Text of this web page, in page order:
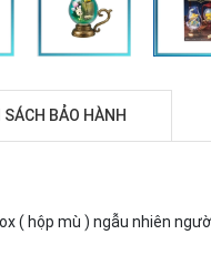
SÁCH BẢO HÀNH
( hộp mù ) ngẫu nhiên